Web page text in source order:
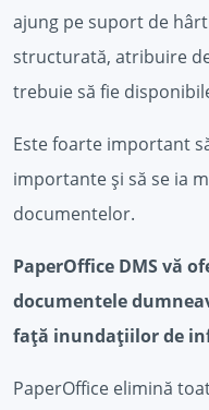
ajung pe suport de
structurată, atribuire
trebuie să fie
Este foarte important
importante și să se ia
documentelor.
PaperOffice DMS vă
documentele
față inundațiilor de
PaperOffice elimină